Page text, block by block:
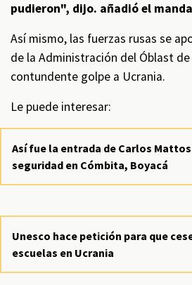
pudieron", dijo. añadió el
Así mismo, las fuerzas rusas se
de la Administración del Óblast
contundente golpe a Ucrania.
Le puede interesar:
Así fue la entrada de Carlos
seguridad en Cómbita, Boyacá
Unesco hace petición para que
escuelas en Ucrania